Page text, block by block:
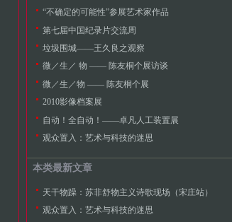
“不确定的可能性”参展艺术家作品
第七届中国纪录片交流周
垃圾围城——王久良之观察
微／生／ 物 —— 陈友桐个展访谈
微／生／物 —— 陈友桐个展
2010影像档案展
自动！全自动！——卓凡人工装置展
观众置入：艺术与科技的迷思
本类最新文章
天干物躁：苏非舒物主义诗歌现场（宋庄站）
观众置入：艺术与科技的迷思